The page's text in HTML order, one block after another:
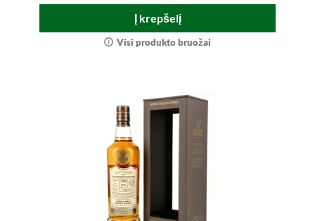
Į krepšelį
Visi produkto bruožai